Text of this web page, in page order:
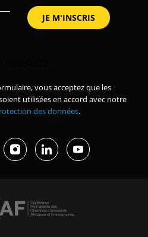
vous acceptez que les
utilisées en accord avec notre
des données.